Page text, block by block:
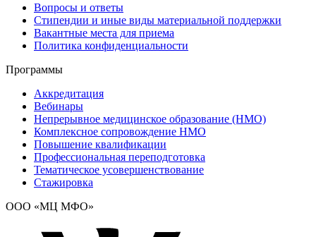
Вопросы и ответы
Стипендии и иные виды материальной поддержки
Вакантные места для приема
Политика конфиденциальности
Программы
Аккредитация
Вебинары
Непрерывное медицинское образование (НМО)
Комплексное сопровождение НМО
Повышение квалификации
Профессиональная переподготовка
Тематическое усовершенствование
Стажировка
ООО «МЦ МФО»